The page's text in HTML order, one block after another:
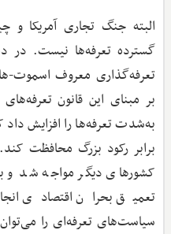
البته جنگ تجاری آمریکا و
تعرفه‌گذاری معروف اسموت-
بر مبنای این قانون
به‌شدت تعرفه‌ها را افزایش
برابر رکود بزرگ محافظت
کشورهای دیگر مواجه شد
تعمیق بحران اقتصادی